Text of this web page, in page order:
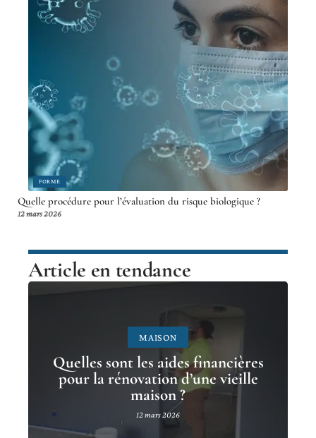
FORME
Quelle procédure pour l’évaluation du risque biologique ?
12 mars 2026
Article en tendance
MAISON
Quelles sont les aides financières
pour la rénovation d’une vieille
maison ?
12 mars 2026